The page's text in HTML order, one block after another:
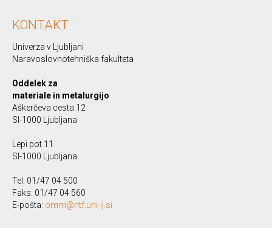
KONTAKT
Univerza v Ljubljani
Naravoslovnotehniška fakulteta
Oddelek za
materiale in metalurgijo
Aškerčeva cesta 12
SI-1000 Ljubljana
Lepi pot 11
SI-1000 Ljubljana
Tel: 01/47 04 500
Faks: 01/47 04 560
E-pošta: omm@ntf.uni-lj.si